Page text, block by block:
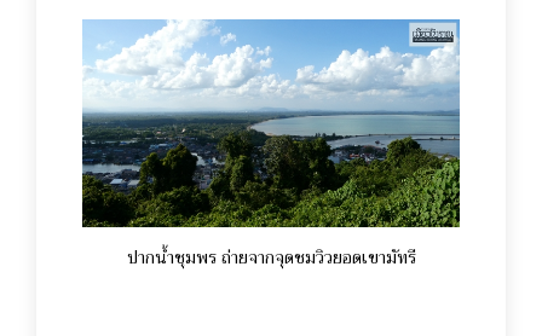
ปากน้ำชุมพร ถ่ายจากจุดชมวิวยอดเขามัทรี